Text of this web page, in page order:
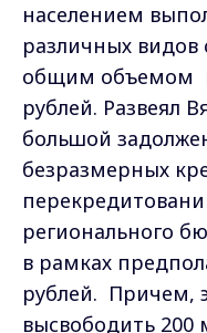
населением
различных
общим объемом
рублей. Развеял
большой
безразмерных
регионального
в рамках
рублей. Причем,
высвободить 200